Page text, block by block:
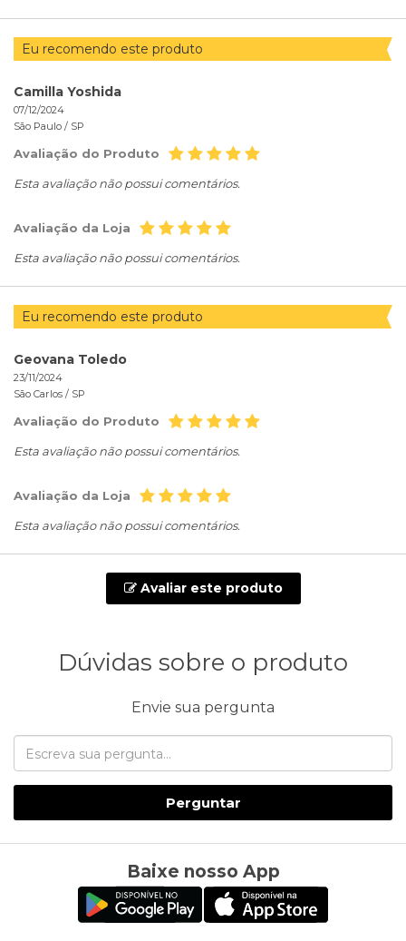
Eu recomendo este produto
Camilla Yoshida
07/12/2024
São Paulo / SP
Avaliação do Produto
Esta avaliação não possui comentários.
Avaliação da Loja
Esta avaliação não possui comentários.
Eu recomendo este produto
Geovana Toledo
23/11/2024
São Carlos / SP
Avaliação do Produto
Esta avaliação não possui comentários.
Avaliação da Loja
Esta avaliação não possui comentários.
Avaliar este produto
Dúvidas sobre o produto
Envie sua pergunta
Perguntar
Baixe nosso App